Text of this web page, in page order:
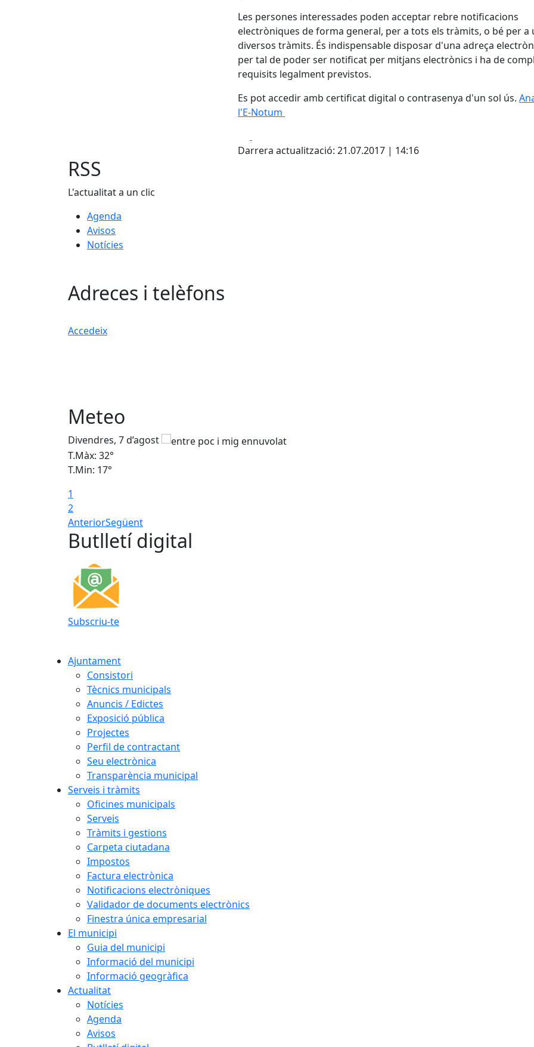
Les persones interessades poden acceptar rebre notificacions
electròniques de forma general, per a tots els tràmits, o bé per a
diversos tràmits. És indispensable disposar d'una adreça
per tal de poder ser notificat per mitjans electrònics i ha de
requisits legalment previstos.
Es pot accedir amb certificat digital o contrasenya d'un sol ús.
l'E-Notum
Darrera actualització: 21.07.2017 | 14:16
RSS
L'actualitat a un clic
Agenda
Avisos
Notícies
Adreces i telèfons
Accedeix
Meteo
Divendres, 7 d’agost
T.Màx: 32°
T.Min: 17°
1
2
AnteriorSegüent
Butlletí digital
Subscriu-te
Ajuntament
Consistori
Tècnics municipals
Anuncis / Edictes
Exposició pública
Projectes
Perfil de contractant
Seu electrònica
Transparència municipal
Serveis i tràmits
Oficines municipals
Serveis
Tràmits i gestions
Carpeta ciutadana
Impostos
Factura electrònica
Notificacions electròniques
Validador de documents electrònics
Finestra única empresarial
El municipi
Guia del municipi
Informació del municipi
Informació geogràfica
Actualitat
Notícies
Agenda
Avisos